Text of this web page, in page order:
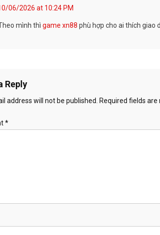
06/2026 at 10:24 PM
mình thì game xn88 phù hợp cho ai thích giao
Reply
address will not be published. Required fields are
*